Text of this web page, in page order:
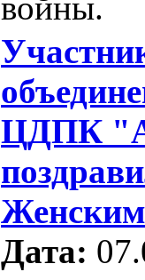
ЦДПК
Дата: